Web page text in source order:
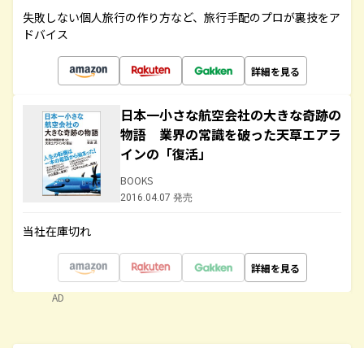
失敗しない個人旅行の作り方など、旅行手配のプロが裏技をア
ドバイス
詳細を見る
日本一小さな航空会社の大きな奇跡の
物語 業界の常識を破った天草エアラ
インの「復活」
BOOKS
2016.04.07 発売
当社在庫切れ
詳細を見る
AD